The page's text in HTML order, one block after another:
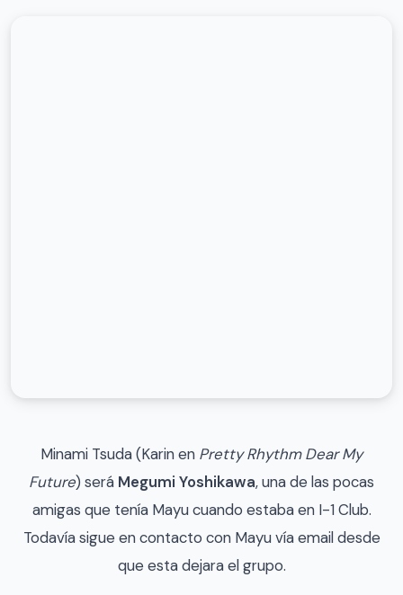
Minami Tsuda (Karin en Pretty Rhythm Dear My
Future) será Megumi Yoshikawa, una de las pocas
amigas que tenía Mayu cuando estaba en I-1 Club.
Todavía sigue en contacto con Mayu vía email desde
que esta dejara el grupo.